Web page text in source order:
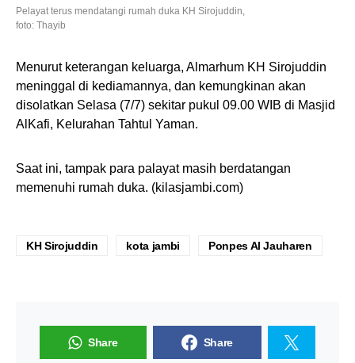
Pelayat terus mendatangi rumah duka KH Sirojuddin,
foto: Thayib
Menurut keterangan keluarga, Almarhum KH Sirojuddin
meninggal di kediamannya, dan kemungkinan akan
disolatkan Selasa (7/7) sekitar pukul 09.00 WIB di Masjid
AlKafi, Kelurahan Tahtul Yaman.
Saat ini, tampak para palayat masih berdatangan
memenuhi rumah duka. (kilasjambi.com)
KH Sirojuddin kota jambi Ponpes Al Jauharen
Share Share